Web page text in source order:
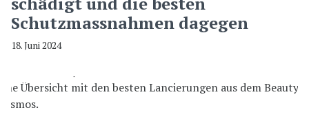
Schutzmassnahmen dagegen
18. Juni 2024